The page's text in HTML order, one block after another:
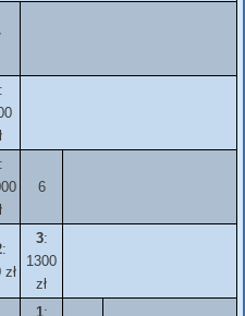
6
:
zł
3:
1300
zł
1: